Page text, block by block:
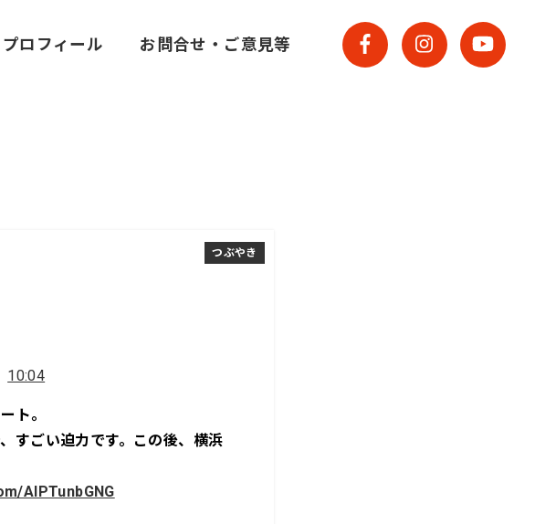
プロフィール お問合せ・ご意見等
つぶやき
10:04
ト。
すごい迫力です。この後、横浜
AIPTunbGNG